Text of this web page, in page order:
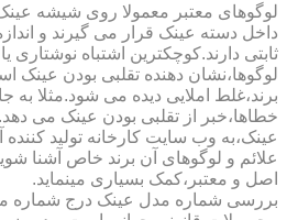
لوگوهای معتبر معمولا روی شیشه
داخل دسته عینک قرار می گیرند و
ثابتی دارند.کوچکترین اشتباه نوشتاری
لوگوها،نشان دهنده تقلبی بودن عینک
برند،غلط املایی دیده می شود.مثلا به
خطاها،خبر از تقلبی بودن عینک می
عینک،به وب سایت کارخانه تولید کننده
علائم و لوگوهای آن برند خاص آشنا
اصل و معتبر،کمک بسیاری مینماید.
بررسی شماره مدل عینک درج شماره